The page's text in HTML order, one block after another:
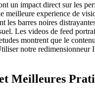
un impact direct sur les
experience de
les barres noires
Les videos de feed
montrent que le
notre
Meilleures